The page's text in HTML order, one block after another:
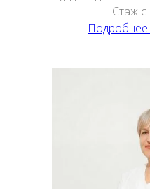
Стаж с
Подробнее